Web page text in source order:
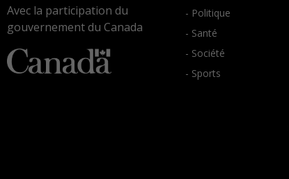
Avec la participation du
gouvernement du Canada
- Politique
- Santé
- Société
- Sports